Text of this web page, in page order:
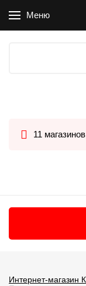
Меню
11 магазинов
Интернет-магазин